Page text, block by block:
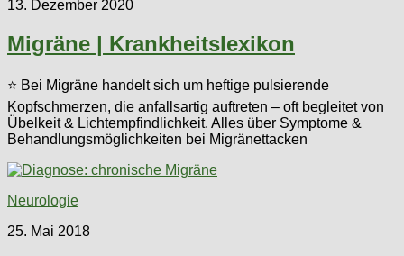
13. Dezember 2020
Migräne | Krankheitslexikon
⭐ Bei Migräne handelt sich um heftige pulsierende
Kopfschmerzen, die anfallsartig auftreten – oft begleitet von
Übelkeit & Lichtempfindlichkeit. Alles über Symptome &
Behandlungsmöglichkeiten bei Migränettacken
Neurologie
25. Mai 2018